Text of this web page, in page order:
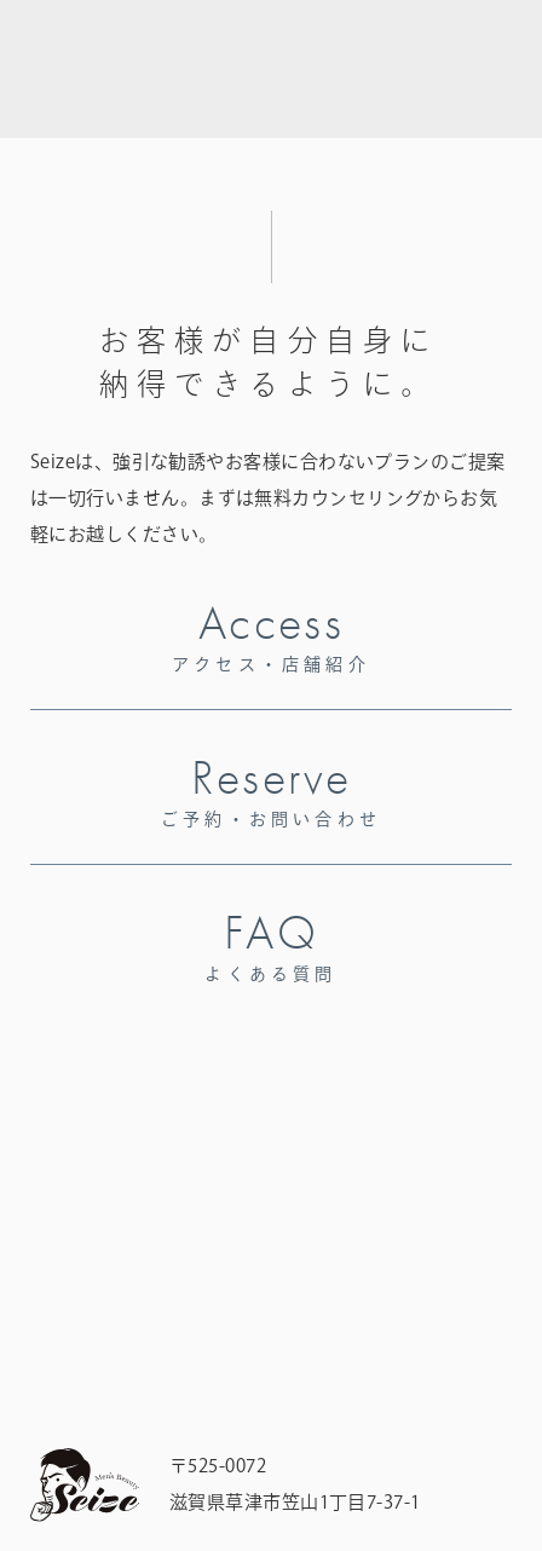
お 客 様 が 自 分 自 身 に
納 得 で き る よ う に 。
Seizeは、強引な勧誘やお客様に合わないプランのご提案
は一切行いません。
まずは無料カウンセリングからお気
軽にお越しください。
Access
アクセス・店舗紹介
Reserve
ご予約・お問い合わせ
FAQ
よくある質問
〒525-0072
滋賀県草津市笠山1丁目7-37-1